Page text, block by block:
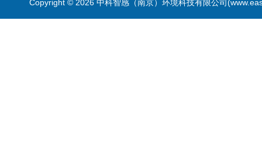
Copyright © 2026 中科智感（南京）环境科技有限公司